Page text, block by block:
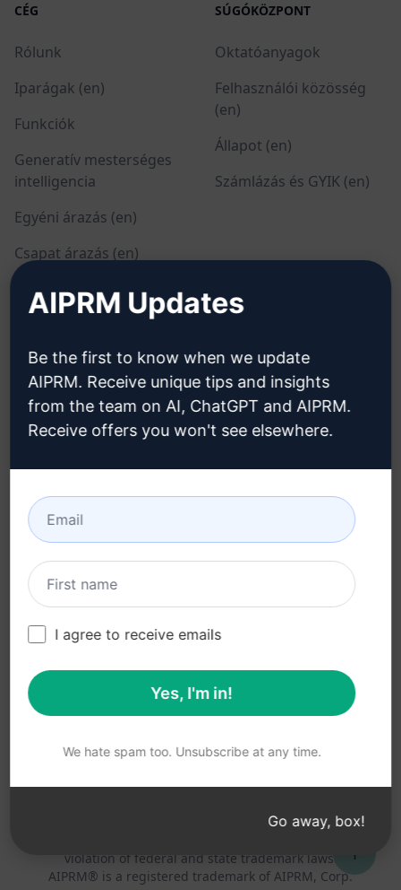
CÉG
Rólunk
Iparágak (en)
Funkciók
Generatív mesterséges
intelligencia
Egyéni árazás (en)
Csapat árazás (en)
Blog (en)
SÚGÓKÖZPONT
Oktatóanyagok
Felhasználói közösség
(en)
Állapot (en)
Számlázás és GYIK (en)
JOGI
Adatvédelmi irányelvek
(en)
feltételek (en)
Használati feltételek (en)
Böngésző bővítmény
feltételei (en)
Számlázási feltételek (en)
LETÖLTÉS
Hogyan telepítsük
Google Chrome
Microsoft Edge
© 2026
All logos, trademarks, and registered trademarks are the
AIPRM and other related brand names are registered
laws.
and EU CTM EU18823472, EU18830896.
violation of federal and state trademark laws.
AIPRM® is a registered trademark of AIPRM, Corp.
↑
AIPRM Updates
Be the first to know when we update
AIPRM. Receive unique tips and insights
from the team on AI, ChatGPT and AIPRM.
Receive offers you won't see elsewhere.
I agree to receive emails
Yes, I'm in!
We hate spam too. Unsubscribe at any time.
Go away, box!